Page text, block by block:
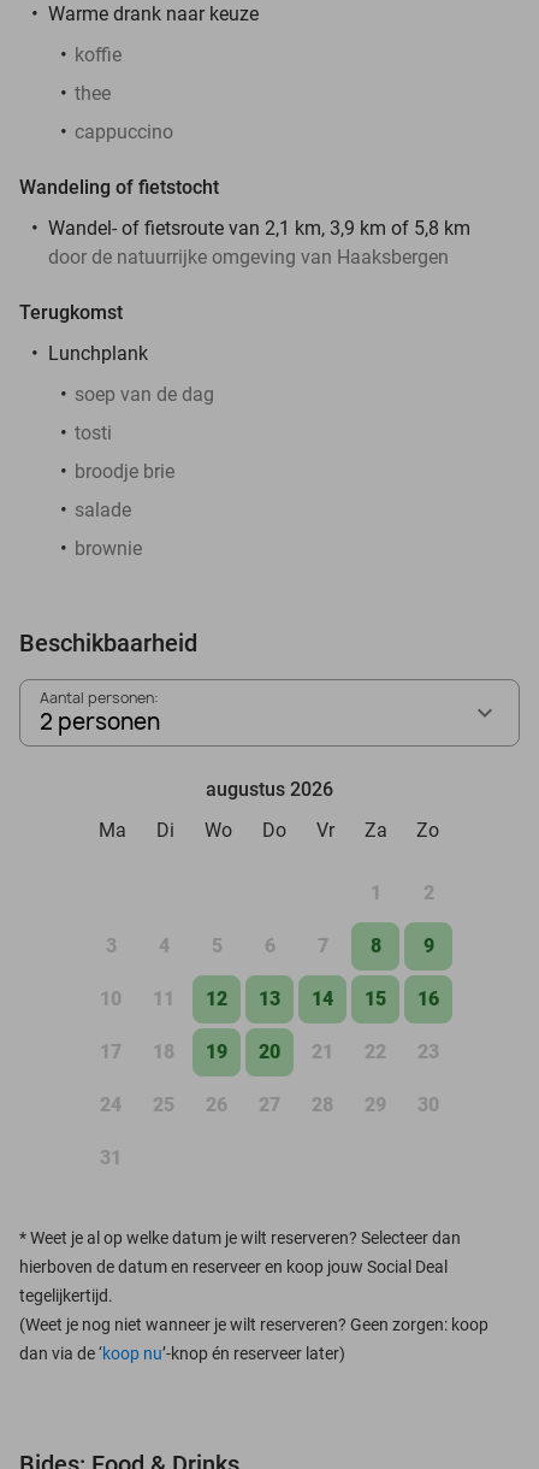
Warme drank naar keuze
koffie
thee
cappuccino
Wandeling of fietstocht
Wandel- of fietsroute van 2,1 km, 3,9 km of 5,8 km
door de natuurrijke omgeving van Haaksbergen
Terugkomst
Lunchplank
soep van de dag
tosti
broodje brie
salade
brownie
Beschikbaarheid
Aantal personen:
2 personen
augustus 2026
Ma
Di Wo Do Vr Za Zo
1 2
3 4 5 6 7 8 9
10 11 12 13 14 15 16
17 18 19 20 21 22 23
24 25 26 27 28 29 30
31
*Weet je al op welke datum je wilt reserveren? Selecteer dan
hierboven de datum en reserveer en koop jouw Social Deal
tegelijkertijd.
(Weet je nog niet wanneer je wilt reserveren? Geen zorgen: koop
dan via de ‘koop nu’-knop én reserveer later)